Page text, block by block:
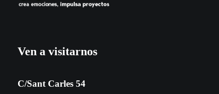
Ven a visitarnos
C/Sant Carles 54